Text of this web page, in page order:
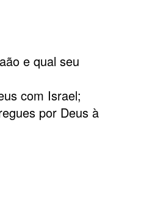
e qual seu
com Israel;
por Deus à